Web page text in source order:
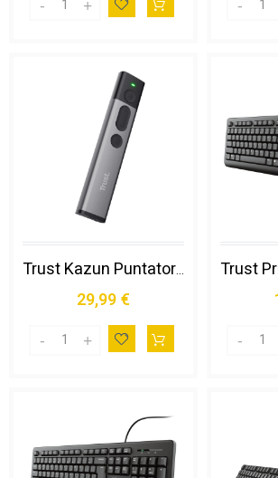
Trust Kazun Puntatore Wireless Rf Alluminio, Nero
29,99 €